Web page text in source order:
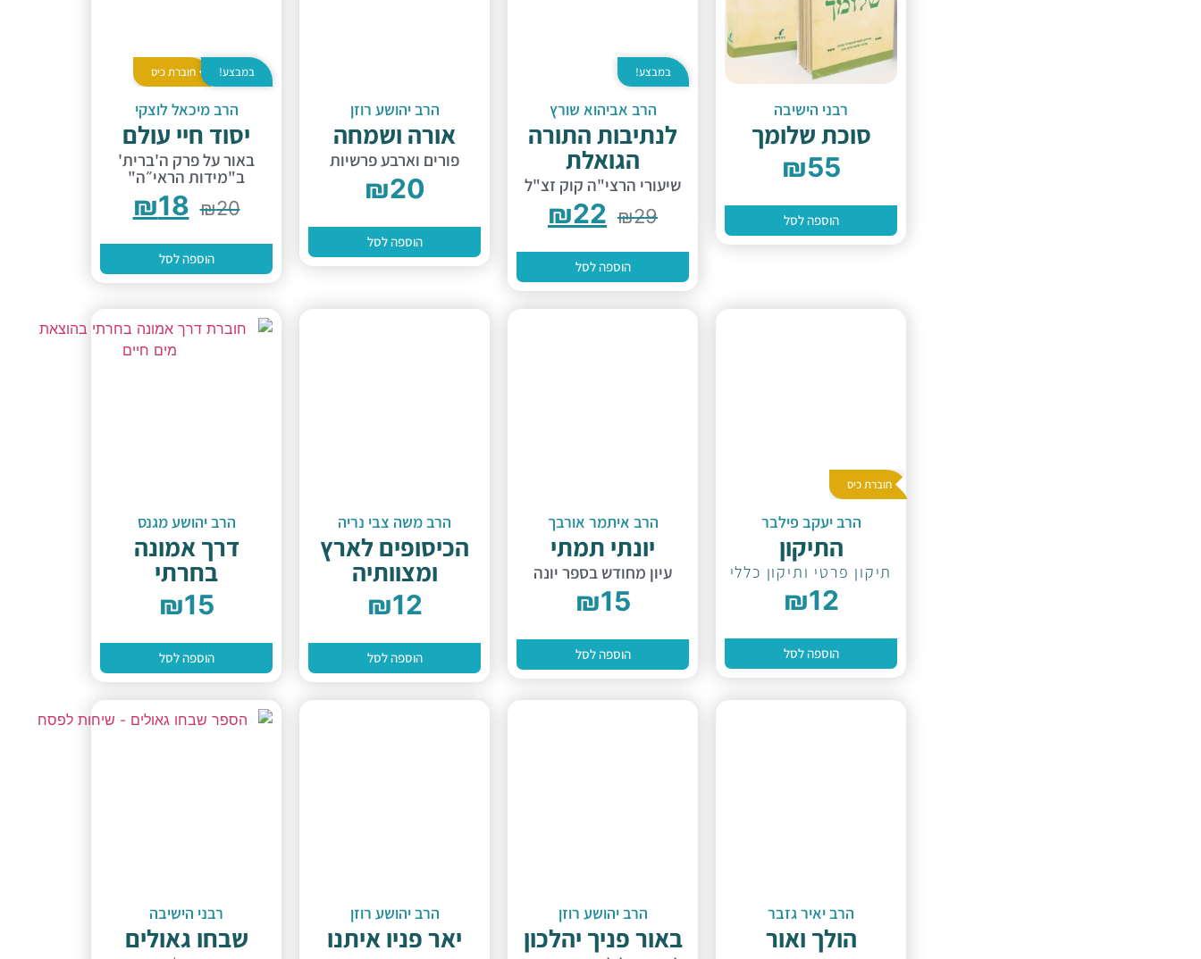
רבני הישיבה
סוכת שלומך
₪55
הוספה לסל
במבצע!
הרב אביהוא שורץ
לנתיבות התורה
הגואלת
שיעורי הרצי"ה קוק זצ"ל
₪29
₪22
הוספה לסל
הרב יהושע רוזן
אורה ושמחה
פורים וארבע פרשיות
₪20
הוספה לסל
במבצע! חוברת כיס
הרב מיכאל לוצקי
יסוד חיי עולם
באור על פרק ה'ברית'
ב"מידות הראי״ה"
₪20
₪18
הוספה לסל
חוברת כיס
הרב יעקב פילבר
התיקון
תיקון פרטי ותיקון כללי
₪12
הוספה לסל
הרב איתמר אורבך
יונתי תמתי
עיון מחודש בספר יונה
₪15
הוספה לסל
הרב משה צבי נריה
הכיסופים לארץ
ומצוותיה
₪12
הוספה לסל
הרב יהושע מגנס
דרך אמונה
בחרתי
₪15
הוספה לסל
הרב יאיר גזבר
הולך ואור
הרב יהושע רוזן
באור פניך יהלכון
הרב יהושע רוזן
יאר פניו איתנו
רבני הישיבה
שבחו גאולים